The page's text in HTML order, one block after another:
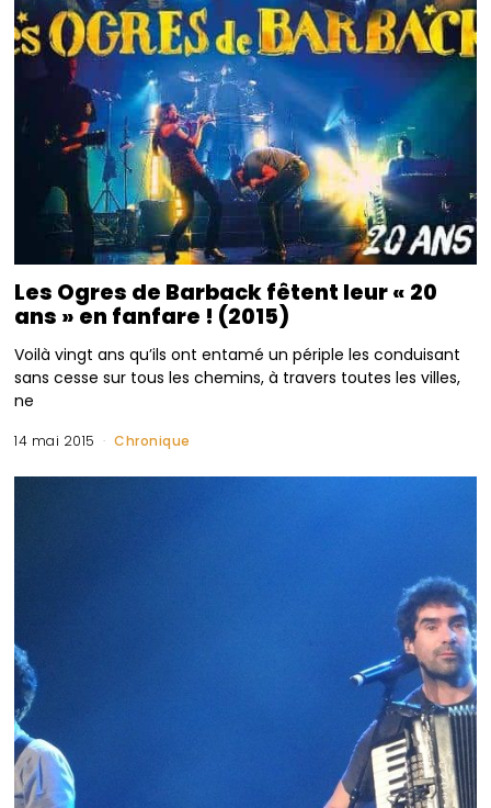
Les Ogres de Barback fêtent leur « 20
ans » en fanfare ! (2015)
Voilà vingt ans qu’ils ont entamé un périple les conduisant
sans cesse sur tous les chemins, à travers toutes les villes,
ne
14 mai 2015 Chronique